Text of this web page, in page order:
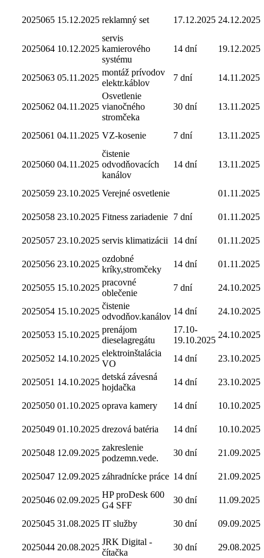
2025065 15.12.2025 reklamný set 17.12.2025 24.12.2025
2025064 10.12.2025
servis
kamierového
systému
14 dní 19.12.2025
2025063 05.11.2025
montáž prívodov
elektr.káblov
7 dní 14.11.2025
2025062 04.11.2025
Osvetlenie
vianočného
stromčeka
30 dní 13.11.2025
2025061 04.11.2025 VZ-kosenie 7 dní 13.11.2025
2025060 04.11.2025
čistenie
odvodňovacích
kanálov
14 dní 13.11.2025
2025059 23.10.2025 Verejné osvetlenie 01.11.2025
2025058 23.10.2025 Fitness zariadenie 7 dní 01.11.2025
2025057 23.10.2025 servis klimatizácii 14 dní 01.11.2025
2025056 23.10.2025
ozdobné
kríky,stromčeky
14 dní 01.11.2025
2025055 15.10.2025
pracovné
oblečenie
7 dní 24.10.2025
2025054 15.10.2025
čistenie
odvodňov.kanálov
14 dní 24.10.2025
2025053 15.10.2025
prenájom
dieselagregátu
17.10-
19.10.2025
24.10.2025
2025052 14.10.2025
elektroinštalácia
VO
14 dní 23.10.2025
2025051 14.10.2025
detská závesná
hojdačka
14 dní 23.10.2025
2025050 01.10.2025 oprava kamery 14 dní 10.10.2025
2025049 01.10.2025 drezová batéria 14 dní 10.10.2025
2025048 12.09.2025
zakreslenie
podzemn.vede.
30 dní 21.09.2025
2025047 12.09.2025 záhradnícke práce 14 dní 21.09.2025
2025046 02.09.2025
HP proDesk 600
G4 SFF
30 dní 11.09.2025
2025045 31.08.2025 IT služby 30 dní 09.09.2025
2025044 20.08.2025
JRK Digital -
čítačka
30 dní 29.08.2025